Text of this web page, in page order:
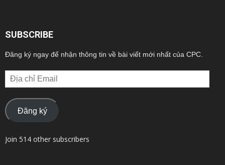
SUBSCRIBE
Đăng ký ngay để nhận thông tin về bài viết mới nhất của CPC.
Địa
chỉ
Email
Đăng ký
Join 514 other subscribers